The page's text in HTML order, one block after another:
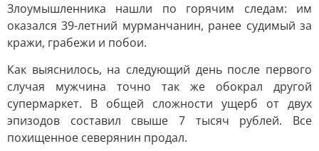
Злоумышленника нашли по горячим следам: им
оказался 39-летний мурманчанин, ранее судимый за
кражи, грабежи и побои.
Как выяснилось, на следующий день после первого
случая мужчина точно так же обокрал другой
супермаркет. В общей сложности ущерб от двух
эпизодов составил свыше 7 тысяч рублей. Все
похищенное северянин продал.